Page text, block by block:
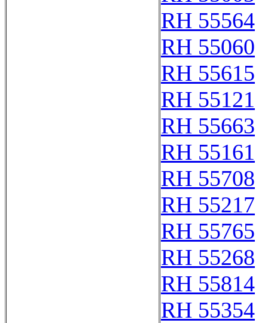
RH 55564
RH 55060
RH 55615
RH 55121
RH 55663
RH 55161
RH 55708
RH 55217
RH 55765
RH 55268
RH 55814
RH 55354